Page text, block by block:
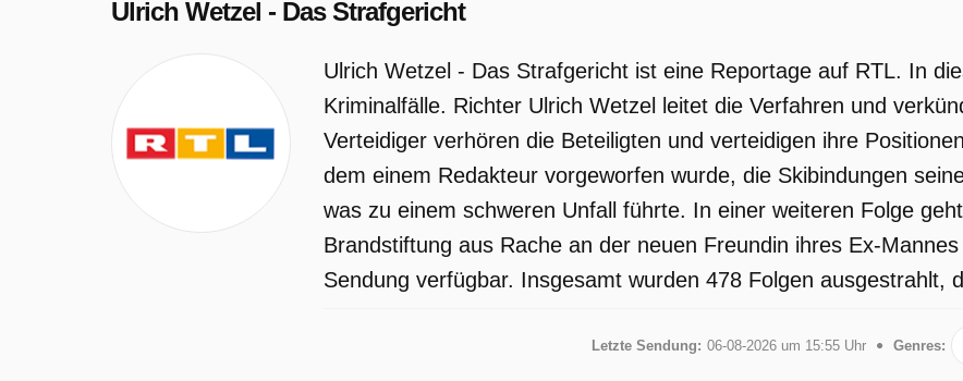
Ulrich Wetzel - Das Strafgericht
Ulrich Wetzel - Das Strafgericht ist eine Reportage auf RTL. In
Kriminalfälle. Richter Ulrich Wetzel leitet die Verfahren und
Verteidiger verhören die Beteiligten und verteidigen ihre
dem einem Redakteur vorgeworfen wurde, die Skibindungen
was zu einem schweren Unfall führte. In einer weiteren Folge
Brandstiftung aus Rache an der neuen Freundin ihres Ex-
Sendung verfügbar. Insgesamt wurden 478 Folgen ausgestrahlt,
Letzte Sendung: 06-08-2026 um 15:55 Uhr Genres: